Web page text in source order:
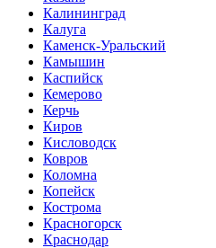
Калининград
Калуга
Каменск-Уральский
Камышин
Каспийск
Кемерово
Керчь
Киров
Кисловодск
Ковров
Коломна
Копейск
Кострома
Красногорск
Краснодар